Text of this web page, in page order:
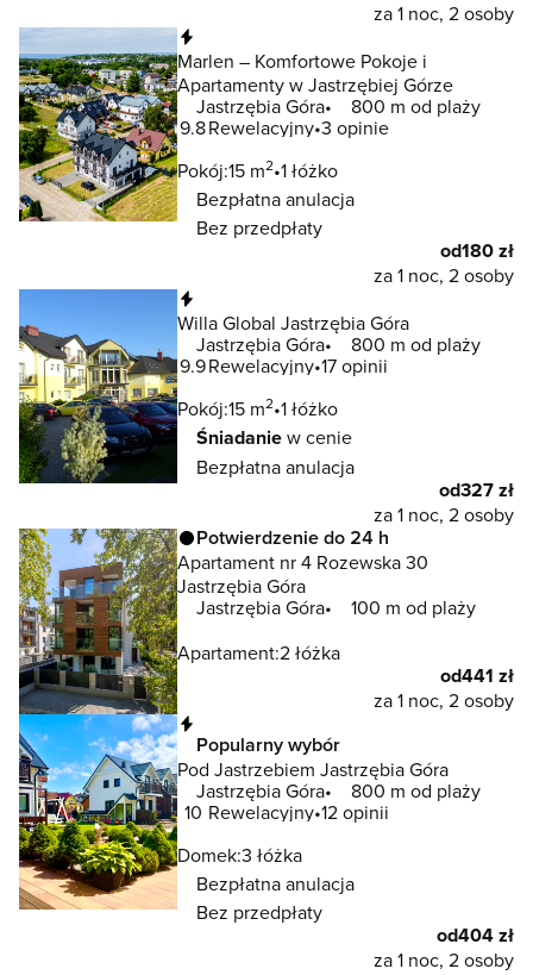
za 1 noc, 2 osoby
Marlen – Komfortowe Pokoje i
Apartamenty w Jastrzębiej Górze
Jastrzębia Góra
800 m od plaży
9.8Rewelacyjny 3 opinie
Pokój:15 m2 1 łóżko
Bezpłatna anulacja
Bez przedpłaty
od180 zł
za 1 noc, 2 osoby
Willa Global Jastrzębia Góra
Jastrzębia Góra
800 m od plaży
9.9Rewelacyjny 17 opinii
Pokój:15 m2 1 łóżko
Śniadaniew cenie
Bezpłatna anulacja
od327 zł
za 1 noc, 2 osoby
Potwierdzenie do 24 h
Apartament nr 4 Rozewska 30
Jastrzębia Góra
Jastrzębia Góra
100 m od plaży
Apartament:2 łóżka
od441 zł
za 1 noc, 2 osoby
Popularny wybór
Pod Jastrzebiem Jastrzębia Góra
Jastrzębia Góra
800 m od plaży
10 Rewelacyjny 12 opinii
Domek:3 łóżka
Bezpłatna anulacja
Bez przedpłaty
od404 zł
za 1 noc, 2 osoby